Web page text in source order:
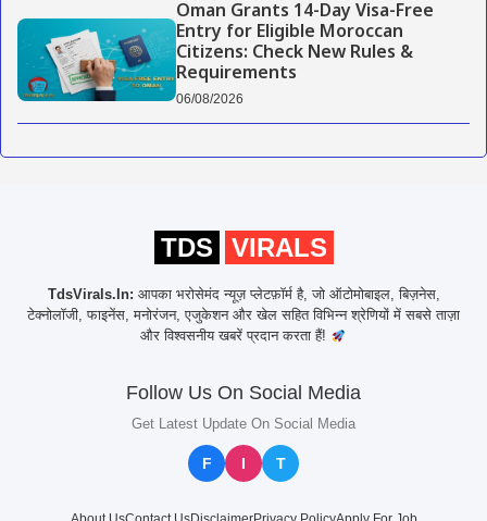
Oman Grants 14-Day Visa-Free
Entry for Eligible Moroccan
Citizens: Check New Rules &
Requirements
06/08/2026
TDS VIRALS
TdsVirals.In: आपका भरोसेमंद न्यूज़ प्लेटफ़ॉर्म है, जो ऑटोमोबाइल, बिज़नेस,
टेक्नोलॉजी, फाइनेंस, मनोरंजन, एजुकेशन और खेल सहित विभिन्न श्रेणियों में सबसे ताज़ा
और विश्वसनीय खबरें प्रदान करता हैं!
Follow Us On Social Media
Get Latest Update On Social Media
F I T